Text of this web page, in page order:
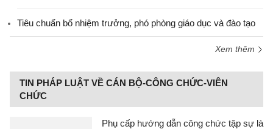
Tiêu chuẩn bổ nhiệm trưởng, phó phòng giáo dục và đào tạo
Xem thêm
TIN PHÁP LUẬT VỀ CÁN BỘ-CÔNG CHỨC-VIÊN
CHỨC
Phụ cấp hướng dẫn công chức tập sự là